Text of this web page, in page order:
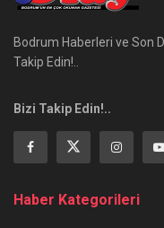
Bodrum Haberleri ve Son
Takip Edin!..
Bizi Takip Edin!..
Haber Kategorileri